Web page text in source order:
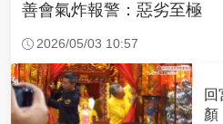
善會氣炸報警：惡劣至極
2026/05/03 10:57
回
顏